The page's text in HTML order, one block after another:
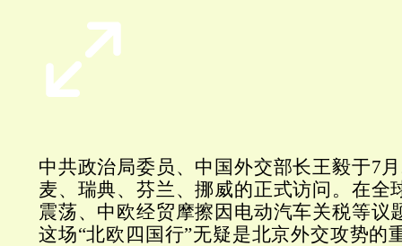
中共政治局委员、中国外交部长王毅于7
麦、瑞典、芬兰、挪威的正式访问。在全
震荡、中欧经贸摩擦因电动汽车关税等议
这场“北欧四国行”无疑是北京外交攻势的